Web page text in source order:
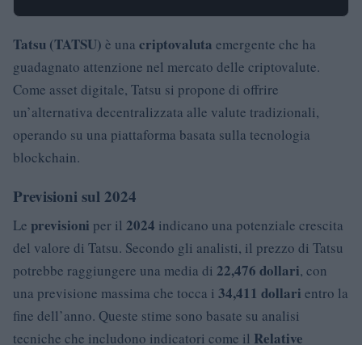
Tatsu (TATSU) è una criptovaluta emergente che ha
guadagnato attenzione nel mercato delle criptovalute.
Come asset digitale, Tatsu si propone di offrire
un’alternativa decentralizzata alle valute tradizionali,
operando su una piattaforma basata sulla tecnologia
blockchain.
Previsioni sul 2024
Le previsioni per il 2024 indicano una potenziale crescita
del valore di Tatsu. Secondo gli analisti, il prezzo di Tatsu
potrebbe raggiungere una media di 22,476 dollari, con
una previsione massima che tocca i 34,411 dollari entro la
fine dell’anno. Queste stime sono basate su analisi
tecniche che includono indicatori come il Relative